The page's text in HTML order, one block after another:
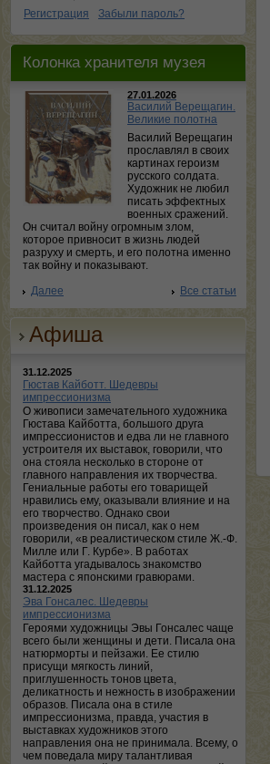
Регистрация
Забыли пароль?
Колонка хранителя музея
27.01.2026
Василий Верещагин.
Великие полотна
Василий Верещагин
прославлял в своих
картинах героизм
русского солдата.
Художник не любил
писать эффектных
военных сражений.
Он считал войну огромным злом,
которое привносит в жизнь людей
разруху и смерть, и его полотна именно
так войну и показывают.
Далее
Все статьи
Афиша
31.12.2025
Гюстав Кайботт. Шедевры
импрессионизма
О живописи замечательного художника
Гюстава Кайботта, большого друга
импрессионистов и едва ли не главного
устроителя их выставок, говорили, что
она стояла несколько в стороне от
главного направления их творчества.
Гениальные работы его товарищей
нравились ему, оказывали влияние и на
его творчество. Однако свои
произведения он писал, как о нем
говорили, «в реалистическом стиле Ж.-Ф.
Милле или Г. Курбе». В работах
Кайботта угадывалось знакомство
мастера с японскими гравюрами.
31.12.2025
Эва Гонсалес. Шедевры
импрессионизма
Героями художницы Эвы Гонсалес чаще
всего были женщины и дети. Писала она
натюрморты и пейзажи. Ее стилю
присущи мягкость линий,
приглушенность тонов цвета,
деликатность и нежность в изображении
образов. Писала она в стиле
импрессионизма, правда, участия в
выставках художников этого
направления она не принимала. Всему, о
чем поведала миру талантливая